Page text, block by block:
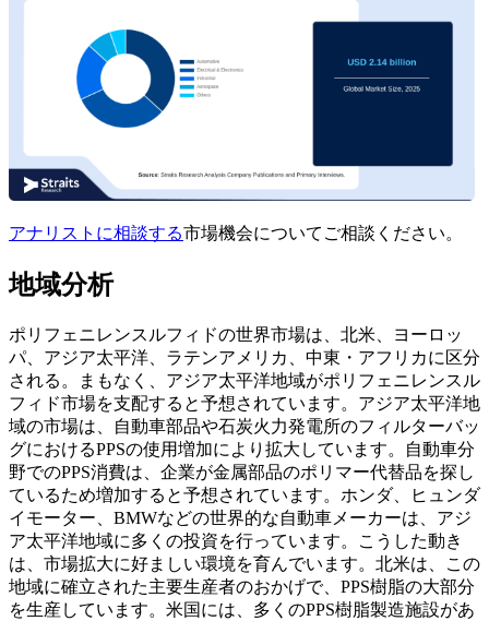
アナリストに相談する市場機会についてご相談ください。
地域分析
ポリフェニレンスルフィドの世界市場は、北米、ヨーロッ
パ、アジア太平洋、ラテンアメリカ、中東・アフリカに区分
される。
まもなく、アジア太平洋地域がポリフェニレンスル
フィド市場を支配すると予想されています。アジア太平洋地
域の市場は、自動車部品や石炭火力発電所のフィルターバッ
グにおけるPPSの使用増加により拡大しています。自動車分
野でのPPS消費は、企業が金属部品のポリマー代替品を探し
ているため増加すると予想されています。ホンダ、ヒュンダ
イモーター、BMWなどの世界的な自動車メーカーは、アジ
ア太平洋地域に多くの投資を行っています。こうした動き
は、市場拡大に好ましい環境を育んでいます。北米は、この
地域に確立された主要生産者のおかげで、PPS樹脂の大部分
を生産しています。米国には、多くのPPS樹脂製造施設があ